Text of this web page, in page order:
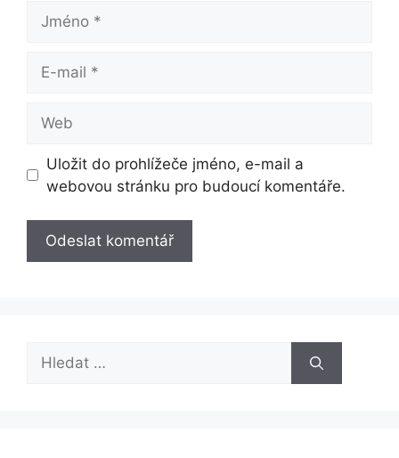
Jméno
mail
Uložit do prohlížeče jméno, e-mail a
webovou stránku pro budoucí komentáře.
Hledat: